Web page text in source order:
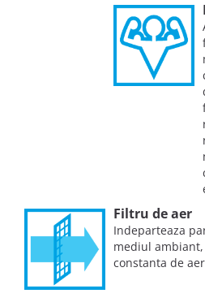
Filtru de aer
Indeparteaza
mediul
constanta de